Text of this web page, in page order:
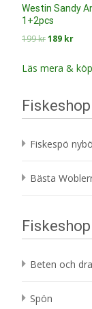
Westin Sandy
1+2pcs
199krDet
priset
189 krDet
priset
Läs mera & köp
Fiskespö
Bästa
Beten och
Spön